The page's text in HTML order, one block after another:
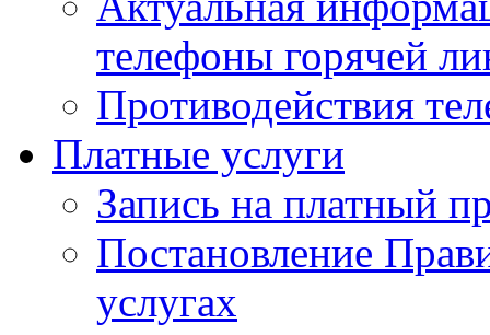
телефоны горячей
Противодействия
Платные услуги
Запись на платный
Постановление
услугах